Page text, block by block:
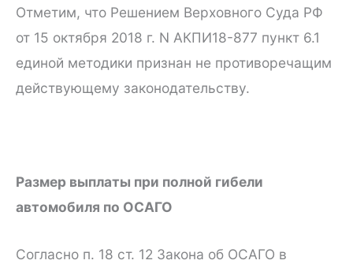
Отметим, что Решением Верховного Суда РФ
от 15 октября 2018 г. N АКПИ18-877 пункт 6.1
единой методики признан не противоречащим
действующему законодательству.
Размер выплаты при полной гибели
автомобиля по ОСАГО
Согласно п. 18 ст. 12 Закона об ОСАГО в